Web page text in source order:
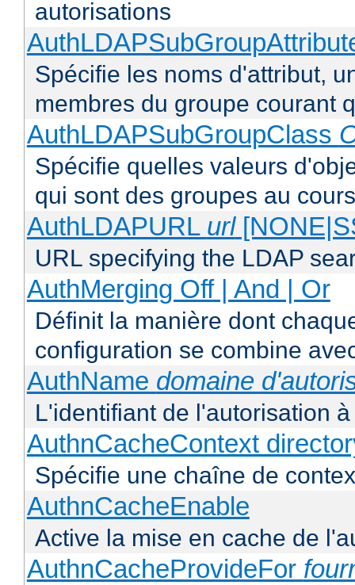
autorisations
Spécifie les noms d'attribut,
membres du groupe courant
AuthLDAPSubGroupClass
Spécifie quelles valeurs
qui sont des groupes au
AuthLDAPURL url
URL specifying the LDAP
AuthMerging Off | And | Or
Définit la manière dont
configuration se combine
AuthName domaine
L'identifiant de l'autorisation
AuthnCacheContext
Spécifie une chaîne de
AuthnCacheEnable
Active la mise en cache de
AuthnCacheProvideFor